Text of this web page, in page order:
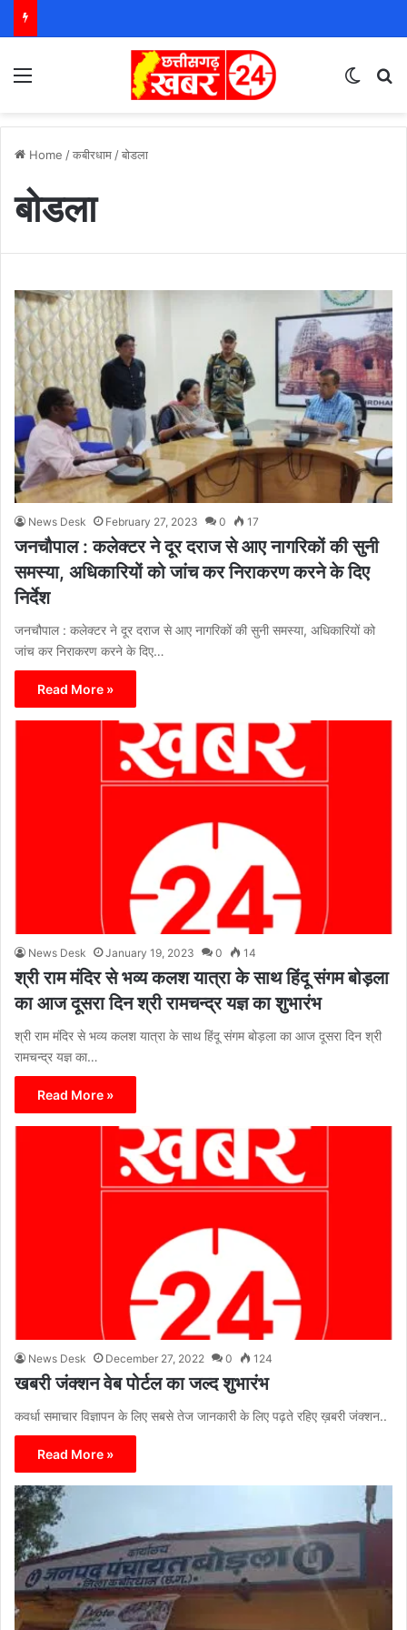
Home /कबीरधाम /बोडला
बोडला
News Desk February 27, 2023 0 17
जनचौपाल : कलेक्टर ने दूर दराज से आए नागरिकों की सुनी
समस्या, अधिकारियों को जांच कर निराकरण करने के दिए
निर्देश
जनचौपाल : कलेक्टर ने दूर दराज से आए नागरिकों की सुनी समस्या, अधिकारियों को
जांच कर निराकरण करने के दिए…
Read More »
News Desk January 19, 2023 0 14
श्री राम मंदिर से भव्य कलश यात्रा के साथ हिंदू संगम बोड़ला
का आज दूसरा दिन श्री रामचन्द्र यज्ञ का शुभारंभ
श्री राम मंदिर से भव्य कलश यात्रा के साथ हिंदू संगम बोड़ला का आज दूसरा दिन श्री
रामचन्द्र यज्ञ का…
Read More »
News Desk December 27, 2022 0 124
खबरी जंक्शन वेब पोर्टल का जल्द शुभारंभ
कवर्धा समाचार विज्ञापन के लिए सबसे तेज जानकारी के लिए पढ़ते रहिए ख़बरी जंक्शन..
Read More »